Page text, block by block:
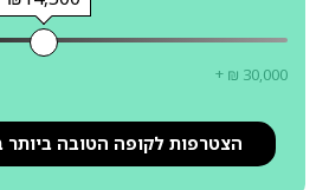
+ ₪ 30,000
הצטרפות לקופה הטובה ביותר